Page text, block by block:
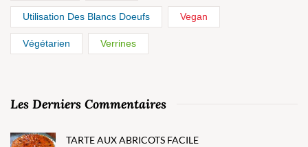
Utilisation Des Blancs Doeufs Vegan
Végétarien Verrines
Les Derniers Commentaires
TARTE AUX ABRICOTS FACILE